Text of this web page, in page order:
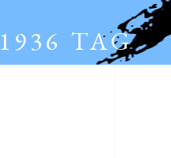
1936 TAG